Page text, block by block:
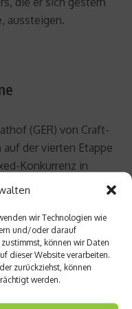
wir Technologien wie
und/oder darauf
können wir Daten
dieser Website verarbeiten.
zurückziehst, können
werden.
aussteigen.
(GER) von Craft-
der vierten Etappe
Konkurrenz in
bei den beiden
Landtwing (SUI) und
Cube als Zweite
Markus Hochstrasser
ein (3:44:39.9).